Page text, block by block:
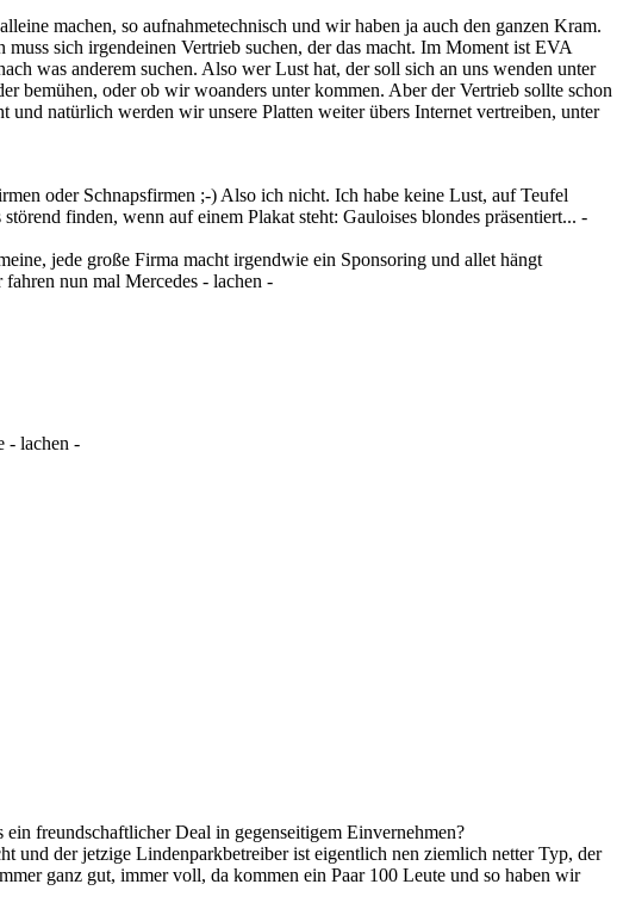
machen, so aufnahmetechnisch und wir haben ja auch den ganzen Kram.
sich irgendeinen Vertrieb suchen, der das macht. Im Moment ist EVA
was anderem suchen. Also wer Lust hat, der soll sich an uns wenden unter
bemühen, oder ob wir woanders unter kommen. Aber der Vertrieb sollte schon
und natürlich werden wir unsere Platten weiter übers Internet vertreiben, unter
oder Schnapsfirmen ;-) Also ich nicht. Ich habe keine Lust, auf Teufel
finden, wenn auf einem Plakat steht: Gauloises blondes präsentiert... -
jede große Firma macht irgendwie ein Sponsoring und allet hängt
nun mal Mercedes - lachen -
- lachen -
freundschaftlicher Deal in gegenseitigem Einvernehmen?
und der jetzige Lindenparkbetreiber ist eigentlich nen ziemlich netter Typ, der
ganz gut, immer voll, da kommen ein Paar 100 Leute und so haben wir